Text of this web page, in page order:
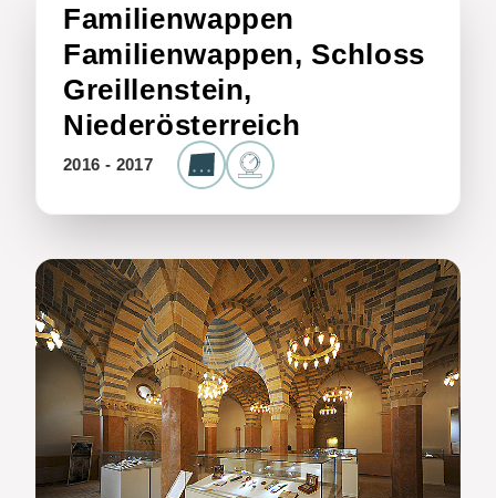
Familienwappen
Familienwappen, Schloss
Greillenstein,
Niederösterreich
2016 - 2017